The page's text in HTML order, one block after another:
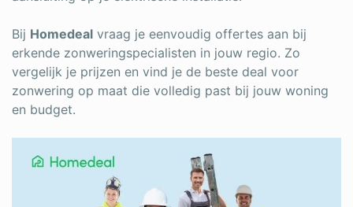
Bij Homedeal vraag je eenvoudig offertes aan bij
erkende zonweringspecialisten in jouw regio. Zo
vergelijk je prijzen en vind je de beste deal voor
zonwering op maat die volledig past bij jouw woning
en budget.